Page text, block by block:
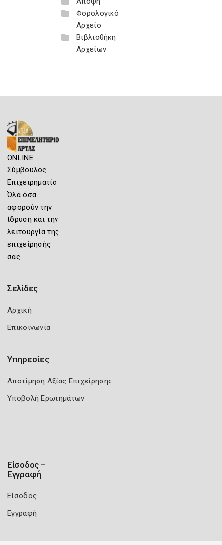
Φορολογικό
Αρχείο
Βιβλιοθήκη
Αρχείων
ONLINE
Σύμβουλος
Επιχειρηματία
Όλα όσα
αφορούν την
ίδρυση και την
λειτουργία της
επιχείρησής
σας.
Σελίδες
Αρχική
Επικοινωνία
Υπηρεσίες
Αποτίμηση Αξίας Επιχείρησης
Υποβολή Ερωτημάτων
Είσοδος –
Εγγραφή
Είσοδος
Εγγραφή